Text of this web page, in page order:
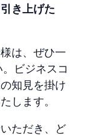
き上げた
は、ぜひ一
ビジネスコ
知見を掛け
します。
ただき、ど